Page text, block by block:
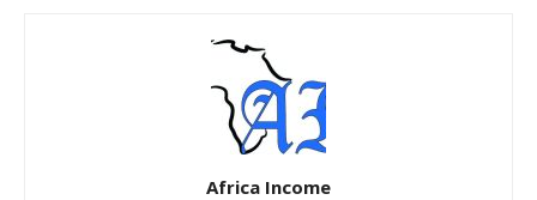
Africa Income